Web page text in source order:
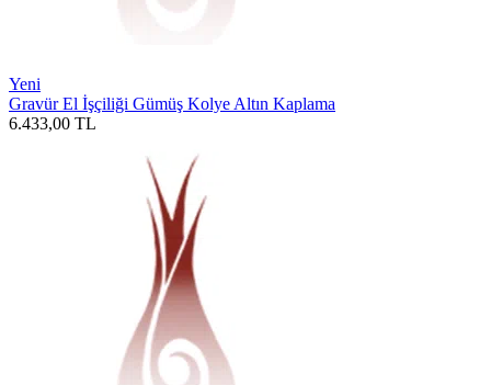
Yeni
Gravür El İşçiliği Gümüş Kolye Altın Kaplama
6.433,00 TL